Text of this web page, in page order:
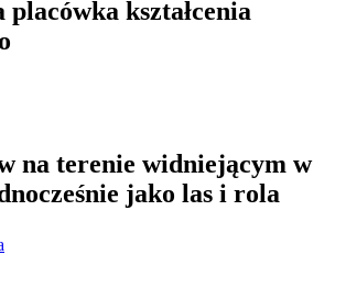
kształcenia
na terenie widniejącym w
jako las i rola